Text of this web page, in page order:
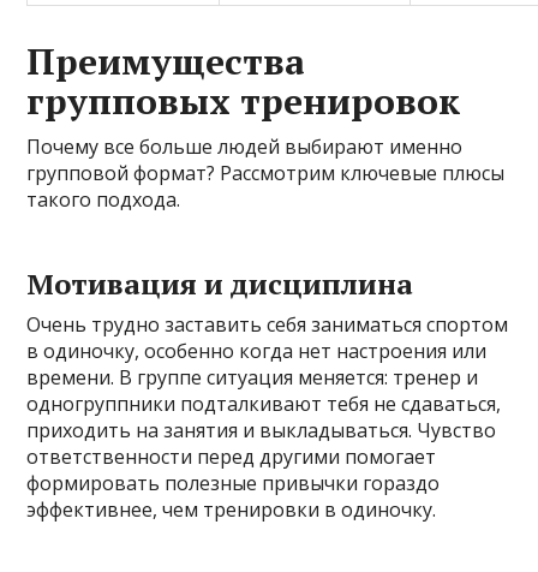
Преимущества
групповых тренировок
Почему все больше людей выбирают именно
групповой формат? Рассмотрим ключевые плюсы
такого подхода.
Мотивация и дисциплина
Очень трудно заставить себя заниматься спортом
в одиночку, особенно когда нет настроения или
времени. В группе ситуация меняется: тренер и
одногруппники подталкивают тебя не сдаваться,
приходить на занятия и выкладываться. Чувство
ответственности перед другими помогает
формировать полезные привычки гораздо
эффективнее, чем тренировки в одиночку.